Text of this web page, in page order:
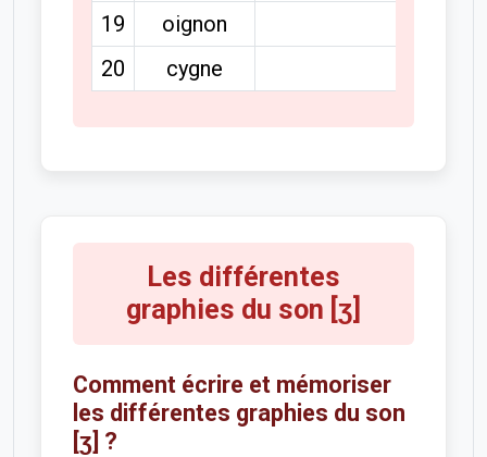
19
oignon
20
cygne
Les différentes
graphies du son [ʒ]
Comment écrire et mémoriser
les différentes graphies du son
[ʒ] ?